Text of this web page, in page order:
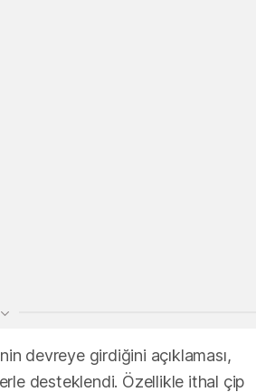
devreye girdiğini açıklaması,
desteklendi. Özellikle ithal çip